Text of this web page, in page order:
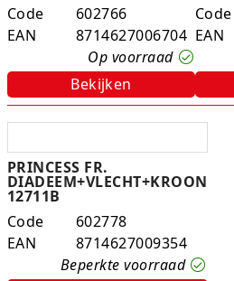
Code
602766
EAN
8714627006704
Op voorraad
Bekijken
Code
EAN
PRINCESS FR.
DIADEEM+VLECHT+KROON
12711B
Code
602778
EAN
8714627009354
Beperkte voorraad